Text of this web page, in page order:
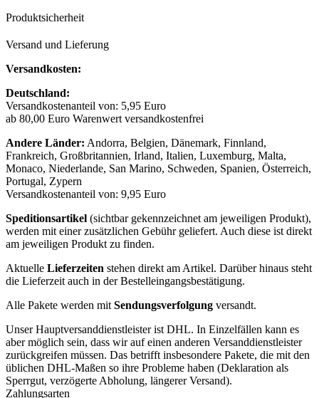
Produktsicherheit
Versand und Lieferung
Versandkosten:
Deutschland:
Versandkostenanteil von: 5,95 Euro
ab 80,00 Euro Warenwert versandkostenfrei
Andere Länder: Andorra, Belgien, Dänemark, Finnland,
Frankreich, Großbritannien, Irland, Italien, Luxemburg, Malta,
Monaco, Niederlande, San Marino, Schweden, Spanien, Österreich,
Portugal, Zypern
Versandkostenanteil von: 9,95 Euro
Speditionsartikel (sichtbar gekennzeichnet am jeweiligen Produkt),
werden mit einer zusätzlichen Gebühr geliefert. Auch diese ist direkt
am jeweiligen Produkt zu finden.
Aktuelle Lieferzeiten stehen direkt am Artikel. Darüber hinaus steht
die Lieferzeit auch in der Bestelleingangsbestätigung.
Alle Pakete werden mit Sendungsverfolgung versandt.
Unser Hauptversanddienstleister ist DHL. In Einzelfällen kann es
aber möglich sein, dass wir auf einen anderen Versanddienstleister
zurückgreifen müssen. Das betrifft insbesondere Pakete, die mit den
üblichen DHL-Maßen so ihre Probleme haben (Deklaration als
Sperrgut, verzögerte Abholung, längerer Versand).
Zahlungsarten